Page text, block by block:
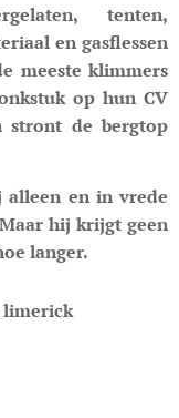
tenten,
en gasflessen
meeste klimmers
op hun CV
de bergtop
alleen en in vrede
hij krijgt geen
langer.
limerick